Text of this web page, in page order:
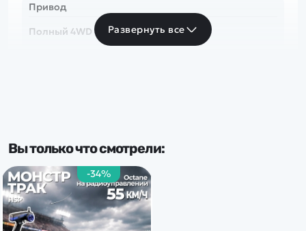
Привод
Полный 4WD
2.4 Ghz
Тип комплекта
RTR
Развернуть все
Вы только что смотрели:
-34%